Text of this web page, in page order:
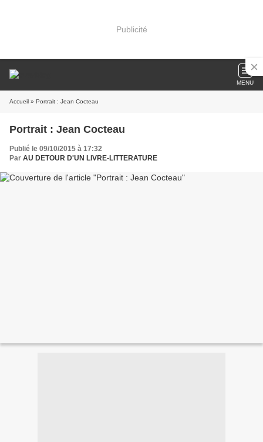
Publicité
MENU
Accueil » Portrait : Jean Cocteau
Portrait : Jean Cocteau
Publié le 09/10/2015 à 17:32
Par AU DETOUR D'UN LIVRE-LITTERATURE